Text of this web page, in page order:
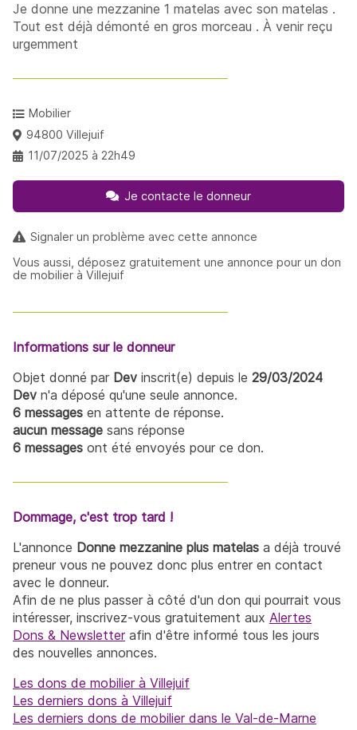
Je donne une mezzanine 1 matelas avec son matelas .
Tout est déjà démonté en gros morceau . À venir reçu
urgemment
Mobilier
94800 Villejuif
11/07/2025 à 22h49
Je contacte le donneur
Signaler un problème avec cette annonce
Vous aussi, déposez gratuitement une annonce pour un don
de mobilier à Villejuif
Informations sur le donneur
Objet donné par Dev inscrit(e) depuis le 29/03/2024
Dev n'a déposé qu'une seule annonce.
6 messages en attente de réponse.
aucun message sans réponse
6 messages ont été envoyés pour ce don.
Dommage, c'est trop tard !
L'annonce Donne mezzanine plus matelas a déjà trouvé
preneur vous ne pouvez donc plus entrer en contact
avec le donneur.
Afin de ne plus passer à côté d'un don qui pourrait vous
intéresser, inscrivez-vous gratuitement aux Alertes
Dons & Newsletterafin d'être informé tous les jours
des nouvelles annonces.
Les dons de mobilier à Villejuif
Les derniers dons à Villejuif
Les derniers dons de mobilier dans le Val-de-Marne